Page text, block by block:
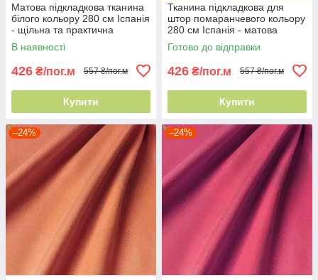
Матова підкладкова тканина
білого кольору 280 см Іспанія
- щільна та практична
В наявності
426 ₴/пог.м 557 ₴/пог.м
Купити
Тканина підкладкова для
штор помаранчевого кольору
280 см Іспанія - матова
фактура
Готово до відправки
426 ₴/пог.м 557 ₴/пог.м
Купити
–24% –24%